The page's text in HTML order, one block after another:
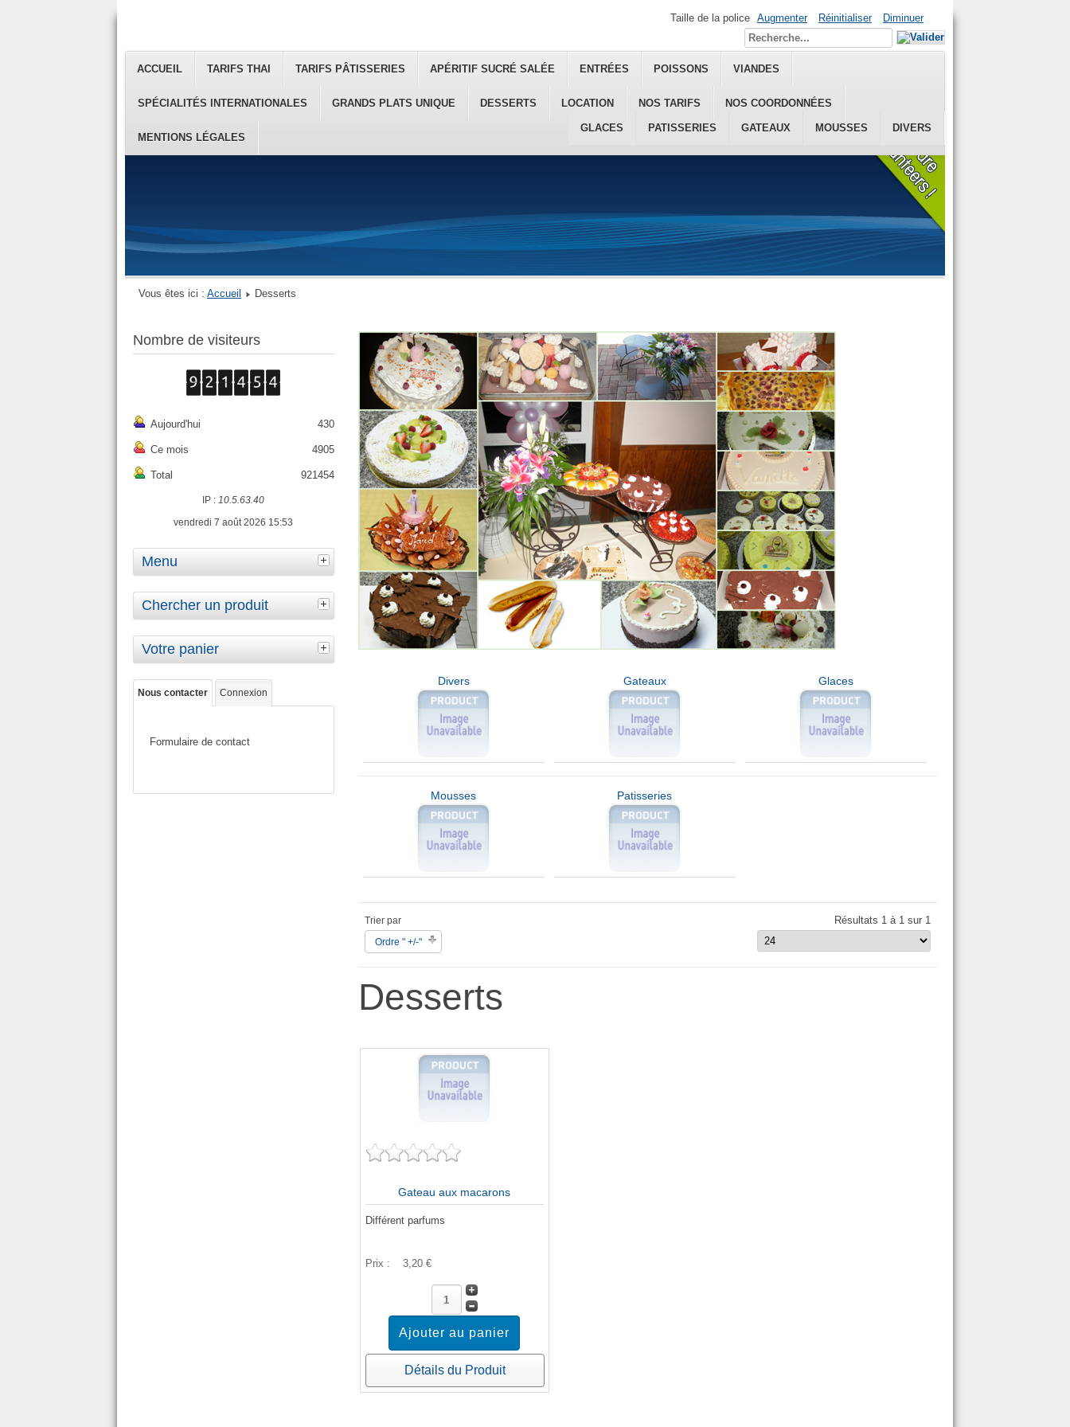
ACCUEIL TARIFS THAI TARIFS PÂTISSERIES APÉRITIF SUCRÉ SALÉE ENTRÉES POISSONS VIANDES
SPÉCIALITÉS INTERNATIONALES GRANDS PLATS UNIQUE DESSERTS
GLACES PATISSERIES GATEAUX MOUSSES DIVERS
LOCATION NOS TARIFS NOS COORDONNÉES
MENTIONS LÉGALES
Taille de la police Augmenter Réinitialiser Diminuer
Vous êtes ici : Accueil Desserts
Nombre de visiteurs
Aujourd'hui 430
Ce mois 4905
Total 921454
IP :10.5.63.40
vendredi 7 août 2026 15:53
Menu
Chercher un produit
Votre panier
Nous contacter Connexion
Formulaire de contact
Divers Gateaux Glaces
Mousses Patisseries
Trier par
Ordre " +/-"
Résultats 1 à 1 sur 1
Desserts
Gateau aux macarons
Différent parfums
Prix : 3,20 €
Détails du Produit